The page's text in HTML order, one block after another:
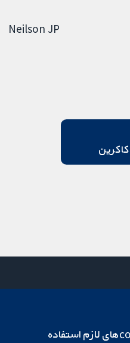
Neilson JP
دفتر رسانه‌ایما برای کارکردن وب‌گاه از cookie‌های لازم استفاده